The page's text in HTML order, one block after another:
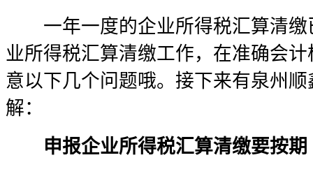
一年一度的企业所得税汇算清缴
业所得税汇算清缴工作，在准确会
意以下几个问题哦。接下来有泉州
解：
申报企业所得税汇算清缴要按期